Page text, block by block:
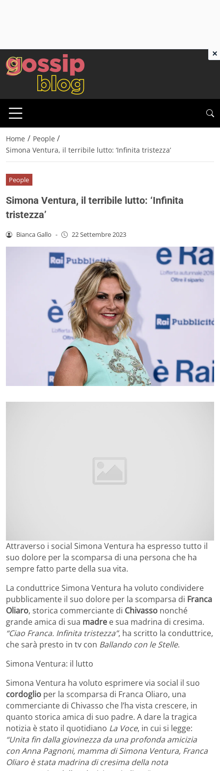
Home / People /
Simona Ventura, il terribile lutto: ‘Infinita tristezza’
People
Simona Ventura, il terribile lutto: ‘Infinita
tristezza’
Bianca Gallo - 22 Settembre 2023
Attraverso i social Simona Ventura ha espresso tutto il
suo dolore per la scomparsa di una persona che ha
sempre fatto parte della sua vita.
La conduttrice Simona Ventura ha voluto condividere
pubblicamente il suo dolore per la scomparsa di Franca
Oliaro, storica commerciante di Chivasso nonché
grande amica di sua madre e sua madrina di cresima.
“Ciao Franca. Infinita tristezza”, ha scritto la conduttrice,
che sarà presto in tv con Ballando con le Stelle.
Simona Ventura: il lutto
Simona Ventura ha voluto esprimere via social il suo
cordoglio per la scomparsa di Franca Oliaro, una
commerciante di Chivasso che l’ha vista crescere, in
quanto storica amica di suo padre. A dare la tragica
notizia è stato il quotidiano La Voce, in cui si legge:
“Unita fin dalla giovinezza da una profonda amicizia
con Anna Pagnoni, mamma di Simona Ventura, Franca
Oliaro è stata madrina di cresima della nota
×